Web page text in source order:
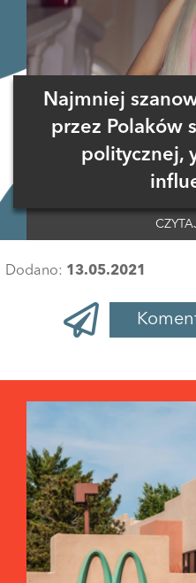
Najmniej
przez Polaków
politycznej,
Dodano: 13.05.2021